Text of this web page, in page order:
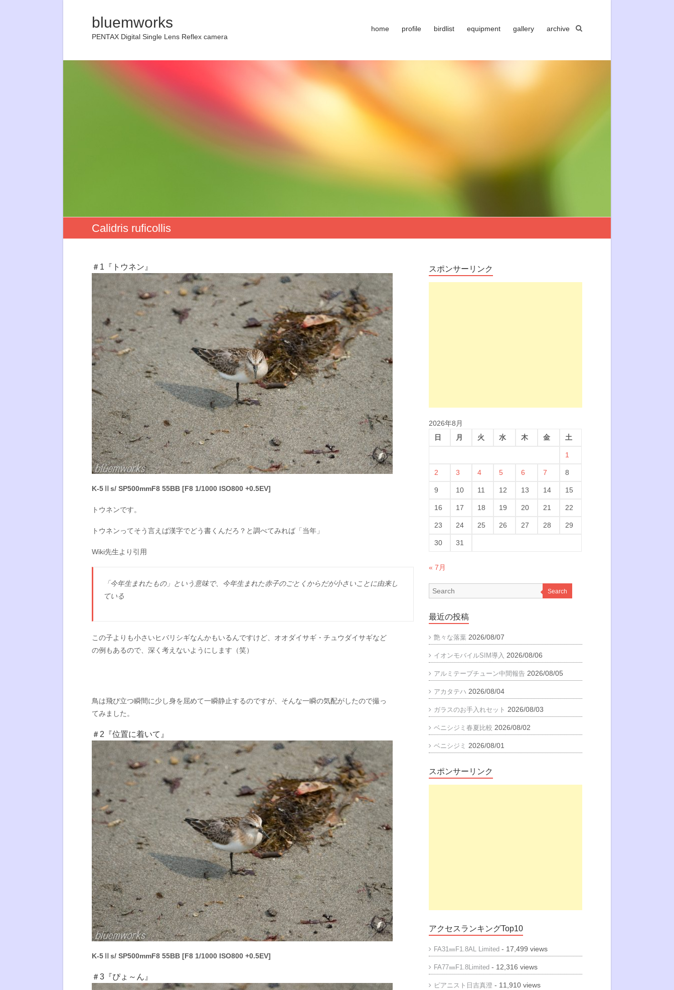
bluemworks
PENTAX Digital Single Lens Reflex camera
home profile birdlist equipment gallery archive
Calidris ruficollis
＃1『トウネン』
K-5Ⅱs/ SP500mmF8 55BB [F8 1/1000 ISO800 +0.5EV]
トウネンです。
トウネンってそう言えば漢字でどう書くんだろ？と調べてみれば「当年」
Wiki先生より引用
「今年生まれたもの」という意味で、今年生まれた赤子のごとくからだが小さいことに由来し
ている
この子よりも小さいヒバリシギなんかもいるんですけど、オオダイサギ・チュウダイサギなど
の例もあるので、深く考えないようにします（笑）
鳥は飛び立つ瞬間に少し身を屈めて一瞬静止するのですが、そんな一瞬の気配がしたので撮っ
てみました。
＃2『位置に着いて』
K-5Ⅱs/ SP500mmF8 55BB [F8 1/1000 ISO800 +0.5EV]
＃3『ぴょ～ん』
スポンサーリンク
2026年8月
日
月 火 水 木 金 土
1
2 3 4 5 6 7 8
9 10 11 12 13 14 15
16 17 18 19 20 21 22
23 24 25 26 27 28 29
30 31
« 7月
Search
最近の投稿
艶々な落葉 2026/08/07
イオンモバイルSIM導入 2026/08/06
アルミテープチューン中間報告 2026/08/05
アカタテハ 2026/08/04
ガラスのお手入れセット 2026/08/03
ベニシジミ春夏比較 2026/08/02
ベニシジミ 2026/08/01
スポンサーリンク
アクセスランキングTop10
FA31㎜F1.8AL Limited - 17,499 views
FA77㎜F1.8Limited - 12,316 views
ピアニスト日吉真澄 - 11,910 views